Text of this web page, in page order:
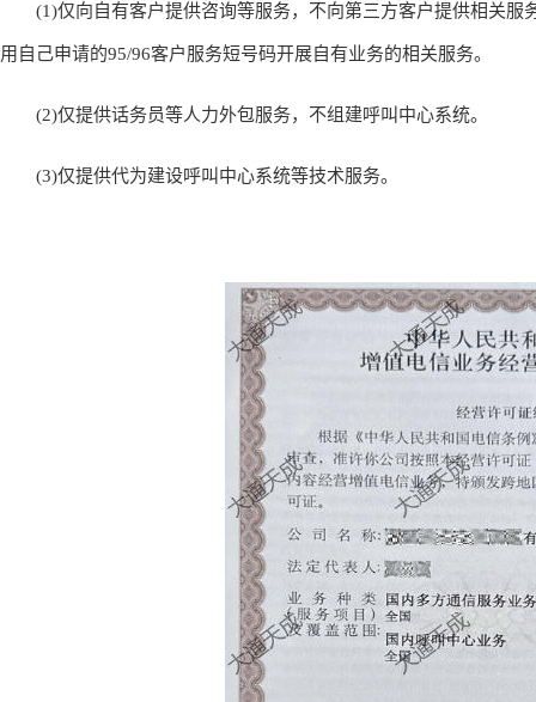
(1)仅向自有客户提供咨询等服务，不向第三方客户提供相关服
用自己申请的95/96客户服务短号码开展自有业务的相关服务。
(2)仅提供话务员等人力外包服务，不组建呼叫中心系统。
(3)仅提供代为建设呼叫中心系统等技术服务。